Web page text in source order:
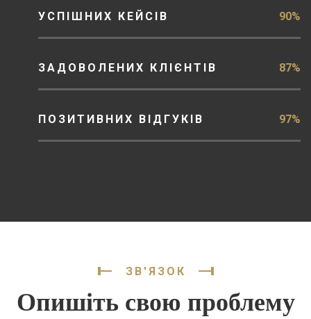
УСПІШНИХ КЕЙСІВ 90%
ЗАДОВОЛЕНИХ КЛІЄНТІВ 87%
ПОЗИТИВНИХ ВІДГУКІВ 97%
ЗВ'ЯЗОК
Опишіть свою проблему